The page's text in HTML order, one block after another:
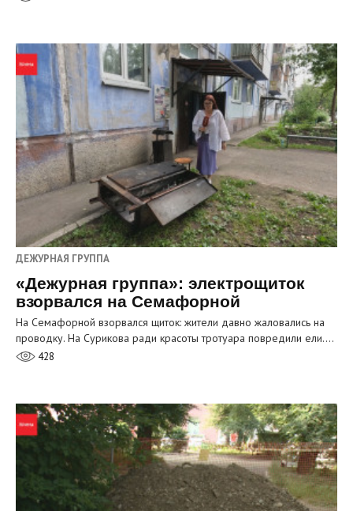
ДЕЖУРНАЯ ГРУППА
«Дежурная группа»: электрощиток
взорвался на Семафорной
На Семафорной взорвался щиток: жители давно жаловались на
проводку. На Сурикова ради красоты тротуара повредили ели.…
428